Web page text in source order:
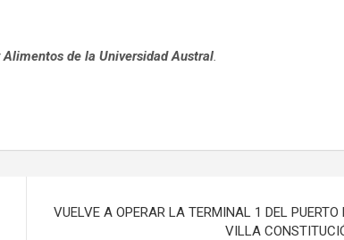
de la Universidad Austral.
VUELVE A OPERAR LA TERMINAL 1 DEL PUERTO
VILLA